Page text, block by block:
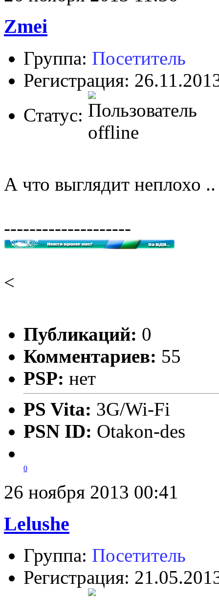
Zmei
Группа: Посетитель
Регистрация:
Статус:
А что выглядит неплохо ..
--------------------
<
Публикаций: 0
Комментариев: 55
PSP: нет
PS Vita: 3G/Wi-Fi
PSN ID: Otakon-des
0
26 ноября 2013 00:41
Lelushe
Группа: Посетитель
Регистрация: